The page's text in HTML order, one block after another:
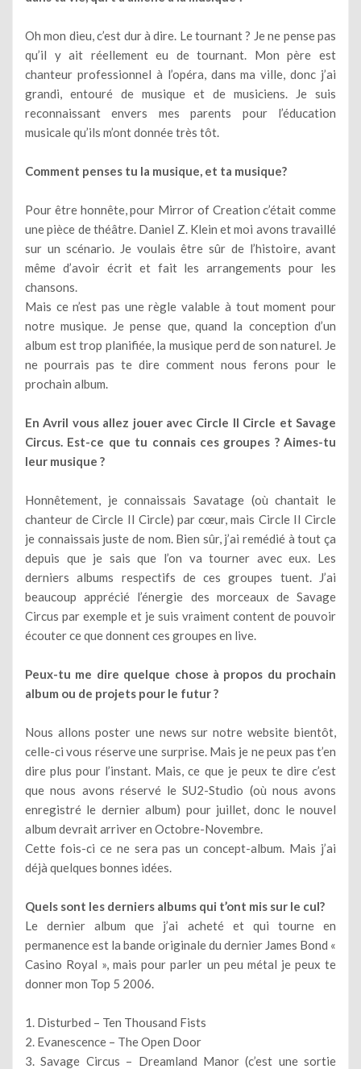
Oh mon dieu, c’est dur à dire. Le tournant ? Je ne pense pas
qu’il y ait réellement eu de tournant. Mon père est
chanteur professionnel à l’opéra, dans ma ville, donc j’ai
grandi, entouré de musique et de musiciens. Je suis
reconnaissant envers mes parents pour l’éducation
musicale qu’ils m’ont donnée très tôt.
Comment penses tu la musique, et ta musique?
Pour être honnête, pour Mirror of Creation c’était comme
une pièce de théâtre. Daniel Z. Klein et moi avons travaillé
sur un scénario. Je voulais être sûr de l’histoire, avant
même d’avoir écrit et fait les arrangements pour les
chansons.
Mais ce n’est pas une règle valable à tout moment pour
notre musique. Je pense que, quand la conception d’un
album est trop planifiée, la musique perd de son naturel. Je
ne pourrais pas te dire comment nous ferons pour le
prochain album.
En Avril vous allez jouer avec Circle II Circle et Savage
Circus. Est-ce que tu connais ces groupes ? Aimes-tu
leur musique ?
Honnêtement, je connaissais Savatage (où chantait le
chanteur de Circle II Circle) par cœur, mais Circle II Circle
je connaissais juste de nom. Bien sûr, j’ai remédié à tout ça
depuis que je sais que l’on va tourner avec eux. Les
derniers albums respectifs de ces groupes tuent. J’ai
beaucoup apprécié l’énergie des morceaux de Savage
Circus par exemple et je suis vraiment content de pouvoir
écouter ce que donnent ces groupes en live.
Peux-tu me dire quelque chose à propos du prochain
album ou de projets pour le futur ?
Nous allons poster une news sur notre website bientôt,
celle-ci vous réserve une surprise. Mais je ne peux pas t’en
dire plus pour l’instant. Mais, ce que je peux te dire c’est
que nous avons réservé le SU2-Studio (où nous avons
enregistré le dernier album) pour juillet, donc le nouvel
album devrait arriver en Octobre-Novembre.
Cette fois-ci ce ne sera pas un concept-album. Mais j’ai
déjà quelques bonnes idées.
Quels sont les derniers albums qui t’ont mis sur le cul?
Le dernier album que j’ai acheté et qui tourne en
permanence est la bande originale du dernier James Bond «
Casino Royal », mais pour parler un peu métal je peux te
donner mon Top 5 2006.
1. Disturbed – Ten Thousand Fists
2. Evanescence – The Open Door
3. Savage Circus – Dreamland Manor (c’est une sortie